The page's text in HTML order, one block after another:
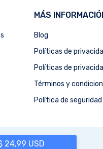
24,99 USD
MÁS
Blog
Políticas de
Políticas de
Términos y
Política de seguridad